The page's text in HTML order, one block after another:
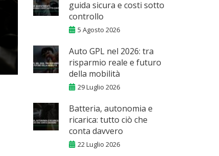
guida sicura e costi sotto
controllo
5 Agosto 2026
Auto GPL nel 2026: tra
risparmio reale e futuro
della mobilità
29 Luglio 2026
Batteria, autonomia e
ricarica: tutto ciò che
conta davvero
22 Luglio 2026